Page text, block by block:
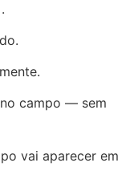
campo — sem
vai aparecer em